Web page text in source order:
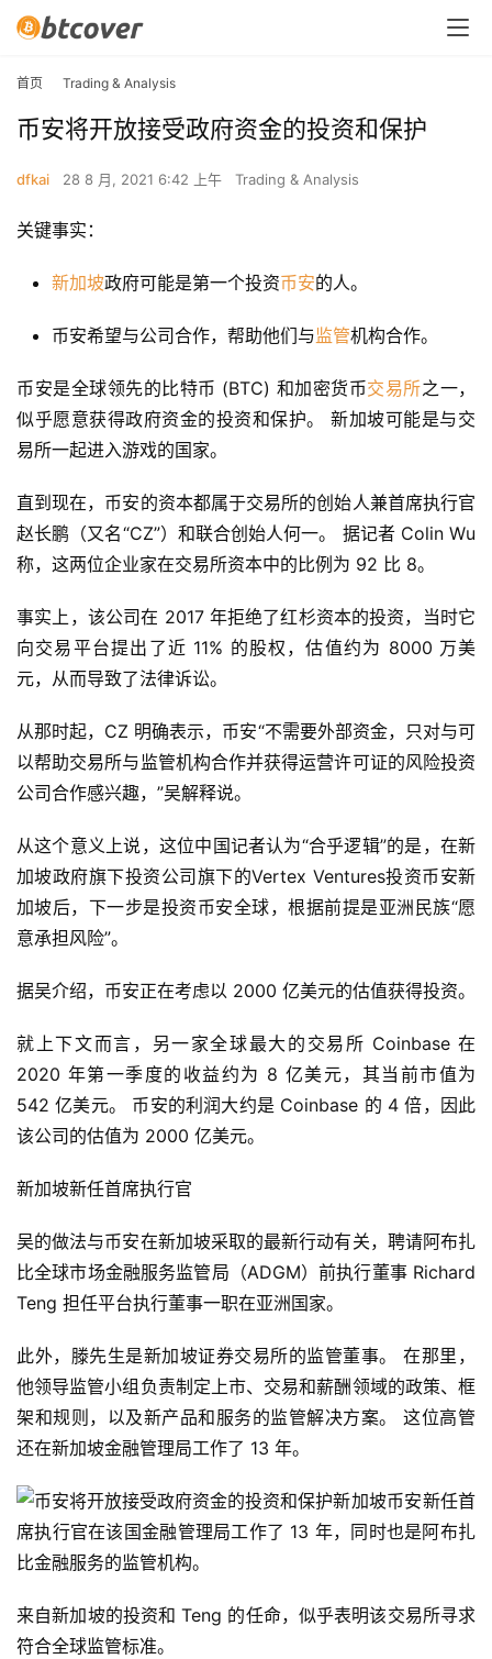
首页 Trading & Analysis
币安将开放接受政府资金的投资和保护
dfkai 28 8 月, 2021 6:42 上午 Trading & Analysis
关键事实：
新加坡政府可能是第一个投资币安的人。
币安希望与公司合作，帮助他们与监管机构合作。
币安是全球领先的比特币 (BTC) 和加密货币交易所之一，
似乎愿意获得政府资金的投资和保护。 新加坡可能是与交
易所一起进入游戏的国家。
直到现在，币安的资本都属于交易所的创始人兼首席执行官
赵长鹏（又名“CZ”）和联合创始人何一。 据记者 Colin Wu
称，这两位企业家在交易所资本中的比例为 92 比 8。
事实上，该公司在 2017 年拒绝了红杉资本的投资，当时它
向交易平台提出了近 11% 的股权，估值约为 8000 万美
元，从而导致了法律诉讼。
从那时起，CZ 明确表示，币安“不需要外部资金，只对与可
以帮助交易所与监管机构合作并获得运营许可证的风险投资
公司合作感兴趣，”吴解释说。
从这个意义上说，这位中国记者认为“合乎逻辑”的是，在新
加坡政府旗下投资公司旗下的Vertex Ventures投资币安新
加坡后，下一步是投资币安全球，根据前提是亚洲民族“愿
意承担风险”。
据吴介绍，币安正在考虑以 2000 亿美元的估值获得投资。
就上下文而言，另一家全球最大的交易所 Coinbase 在
2020 年第一季度的收益约为 8 亿美元，其当前市值为
542 亿美元。 币安的利润大约是 Coinbase 的 4 倍，因此
该公司的估值为 2000 亿美元。
新加坡新任首席执行官
吴的做法与币安在新加坡采取的最新行动有关，聘请阿布扎
比全球市场金融服务监管局（ADGM）前执行董事 Richard
Teng 担任平台执行董事一职在亚洲国家。
此外，滕先生是新加坡证券交易所的监管董事。 在那里，
他领导监管小组负责制定上市、交易和薪酬领域的政策、框
架和规则，以及新产品和服务的监管解决方案。 这位高管
还在新加坡金融管理局工作了 13 年。
新加坡币安新任首
席执行官在该国金融管理局工作了 13 年，同时也是阿布扎
比金融服务的监管机构。
来自新加坡的投资和 Teng 的任命，似乎表明该交易所寻求
符合全球监管标准。